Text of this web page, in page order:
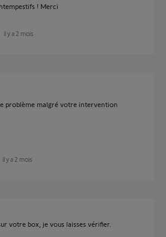
! Merci
il y a 2 mois
problème malgré votre intervention
il y a 2 mois
votre box, je vous laisses vérifier.